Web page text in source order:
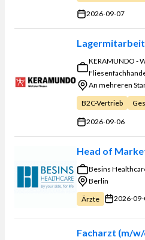
2026-09-07
KERAMUNDO -
An mehreren
B2C-Vertrieb
2026-09-06
Head of
Besins
Berlin
Ärzte
2026-
Facharzt (m/